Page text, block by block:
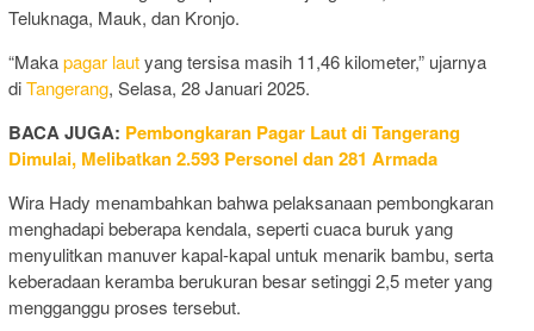
Teluknaga, Mauk, dan Kronjo.
“Makapagar lautyang tersisa masih 11,46 kilometer,” ujarnya
diTangerang, Selasa, 28 Januari 2025.
BACA JUGA: Pembongkaran Pagar Laut di Tangerang
Dimulai, Melibatkan 2.593 Personel dan 281 Armada
Wira Hady menambahkan bahwa pelaksanaan pembongkaran
menghadapi beberapa kendala, seperti cuaca buruk yang
menyulitkan manuver kapal-kapal untuk menarik bambu, serta
keberadaan keramba berukuran besar setinggi 2,5 meter yang
mengganggu proses tersebut.